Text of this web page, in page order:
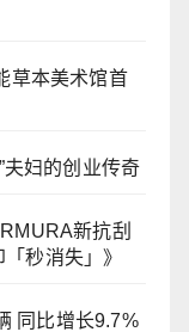
草本美术馆首
夫妇的创业传奇
新抗刮
秒消失」》
同比增长9.7%